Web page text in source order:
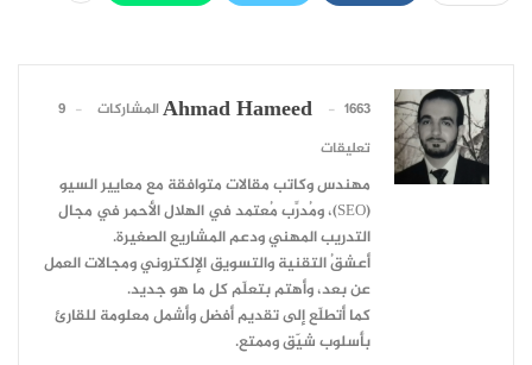
Ahmad Hameed 1663 المشاركات
9
تعليقات
مهندس وكاتب مقالات متوافقة مع معايير السيو
(SEO)، ومُدرِّب مُعتمد في الهلال الأحمر في مجال
التدريب المهني ودعم المشاريع الصغيرة.
أعشقُ التقنية والتسويق الإلكتروني ومجالات العمل
عن بعد، وأهتم بتعلّم كل ما هو جديد.
كما أتطلّع إلى تقديم أفضل وأشمل معلومة للقارئ
بأسلوب شيّق وممتع.